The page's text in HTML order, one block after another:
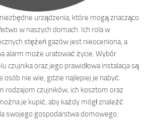
urządzenia, które mogą znacząco
w naszych domach. Ich rola w
stężeń gazów jest nieoceniona, a
alarm może uratować życie. Wybór
czujnika oraz jego prawidłowa instalacja są
osób nie wie, gdzie najlepiej je nabyć.
rodzajom czujników, ich kosztom oraz
je kupić, aby każdy mógł znaleźć
swojego gospodarstwa domowego.